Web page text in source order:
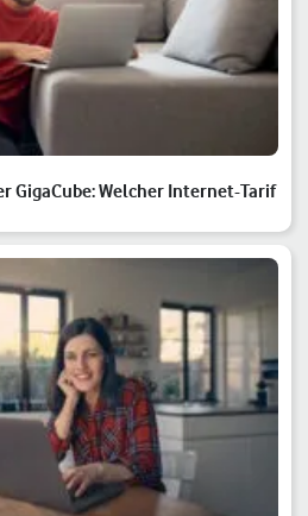
GigaCube: Welcher Internet-Tarif